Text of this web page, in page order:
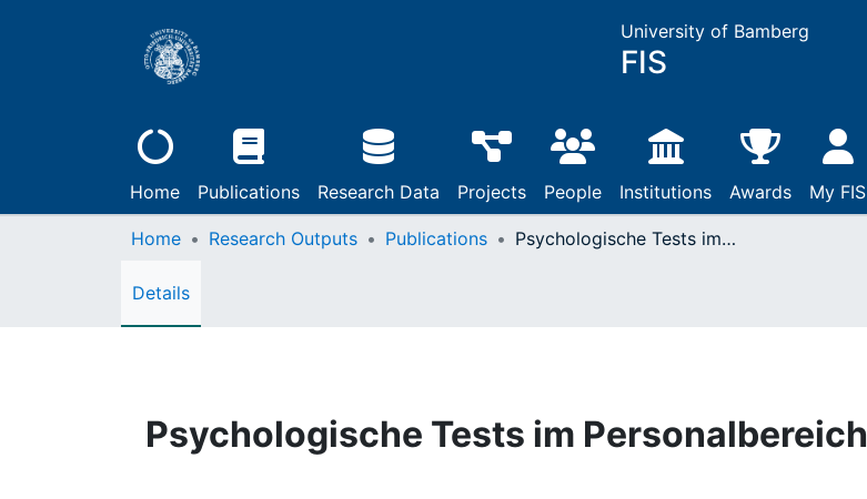
University of Bamberg
FIS
Home Publications Research Data Projects People Institutions Awards My FIS
Home Research Outputs Publications Psychologische Tests im Personalbereich
Details
Psychologische Tests im Personalbereich